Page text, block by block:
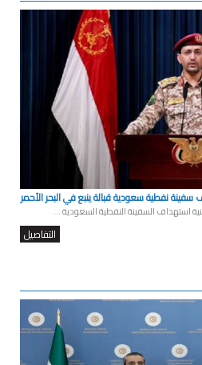
نفطية سعودية قبالة ينبع في البحر الأحمر
استهداف السفينة النفطية السعودية ...
التفاصيل